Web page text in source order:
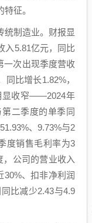
征。
统制造业。财报显
入5.81亿元，同比
一次出现季度营收
比增长1.82%，
显收窄——2024年
二季度的单季同
、9.73%与2
度销售毛利率为3
，公司的营业收入
30%、扣非净利润
比减少2.43与4.9